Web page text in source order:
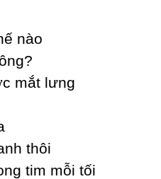
nào
mắt lưng
thôi
tim mỗi tối